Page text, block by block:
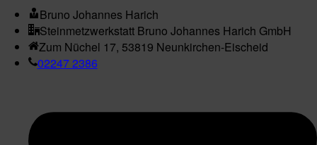
Bruno Johannes Harich
Steinmetzwerkstatt Bruno Johannes Harich GmbH
Zum Nüchel 17, 53819 Neunkirchen-Eischeid
02247 2386